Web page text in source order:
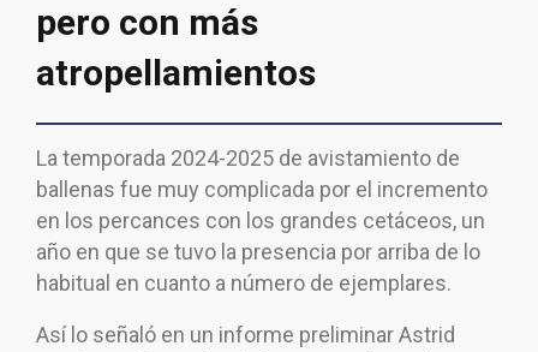
pero con más
atropellamientos
La temporada 2024-2025 de avistamiento de
ballenas fue muy complicada por el incremento
en los percances con los grandes cetáceos, un
año en que se tuvo la presencia por arriba de lo
habitual en cuanto a número de ejemplares.
Así lo señaló en un informe preliminar Astrid